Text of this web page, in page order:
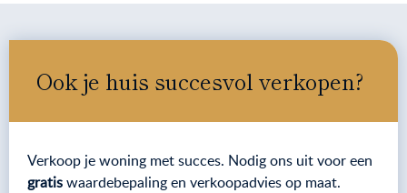
Ook je huis succesvol verkopen?
Verkoop je woning met succes. Nodig ons uit voor een
gratiswaardebepaling en verkoopadvies op maat.